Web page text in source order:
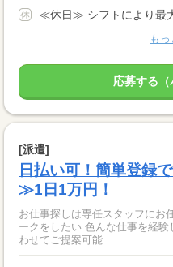
も
応募する（
[派遣]
日払い可！簡単登録
≫1日1万円！
お仕事探しは専任スタッフにお
ークをしたい 色んな仕事を経
わせてご提案可能 ...